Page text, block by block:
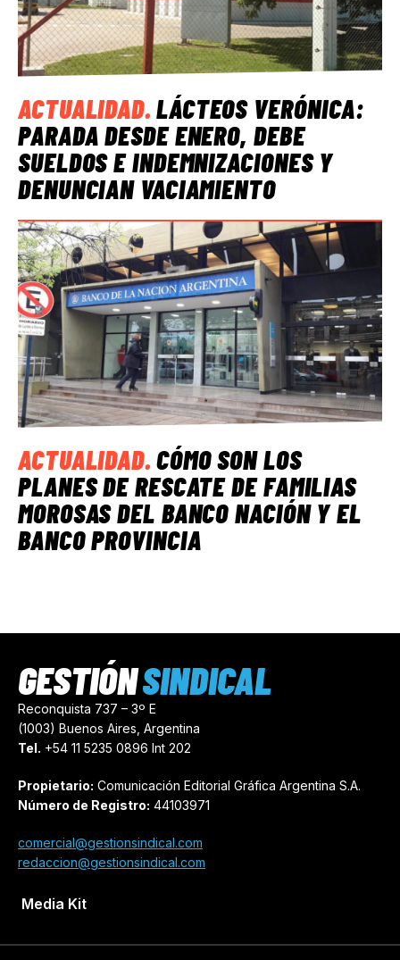
ACTUALIDAD.LÁCTEOS VERÓNICA:
PARADA DESDE ENERO, DEBE
SUELDOS E INDEMNIZACIONES Y
DENUNCIAN VACIAMIENTO
ACTUALIDAD.CÓMO SON LOS
PLANES DE RESCATE DE FAMILIAS
MOROSAS DEL BANCO NACIÓN Y EL
BANCO PROVINCIA
Reconquista 737 – 3º E
(1003) Buenos Aires, Argentina
Tel. +54 11 5235 0896 Int 202
Propietario: Comunicación Editorial Gráfica Argentina S.A.
Número de Registro: 44103971
comercial@gestionsindical.com
redaccion@gestionsindical.com
Media Kit
GESTIÓNSINDICAL